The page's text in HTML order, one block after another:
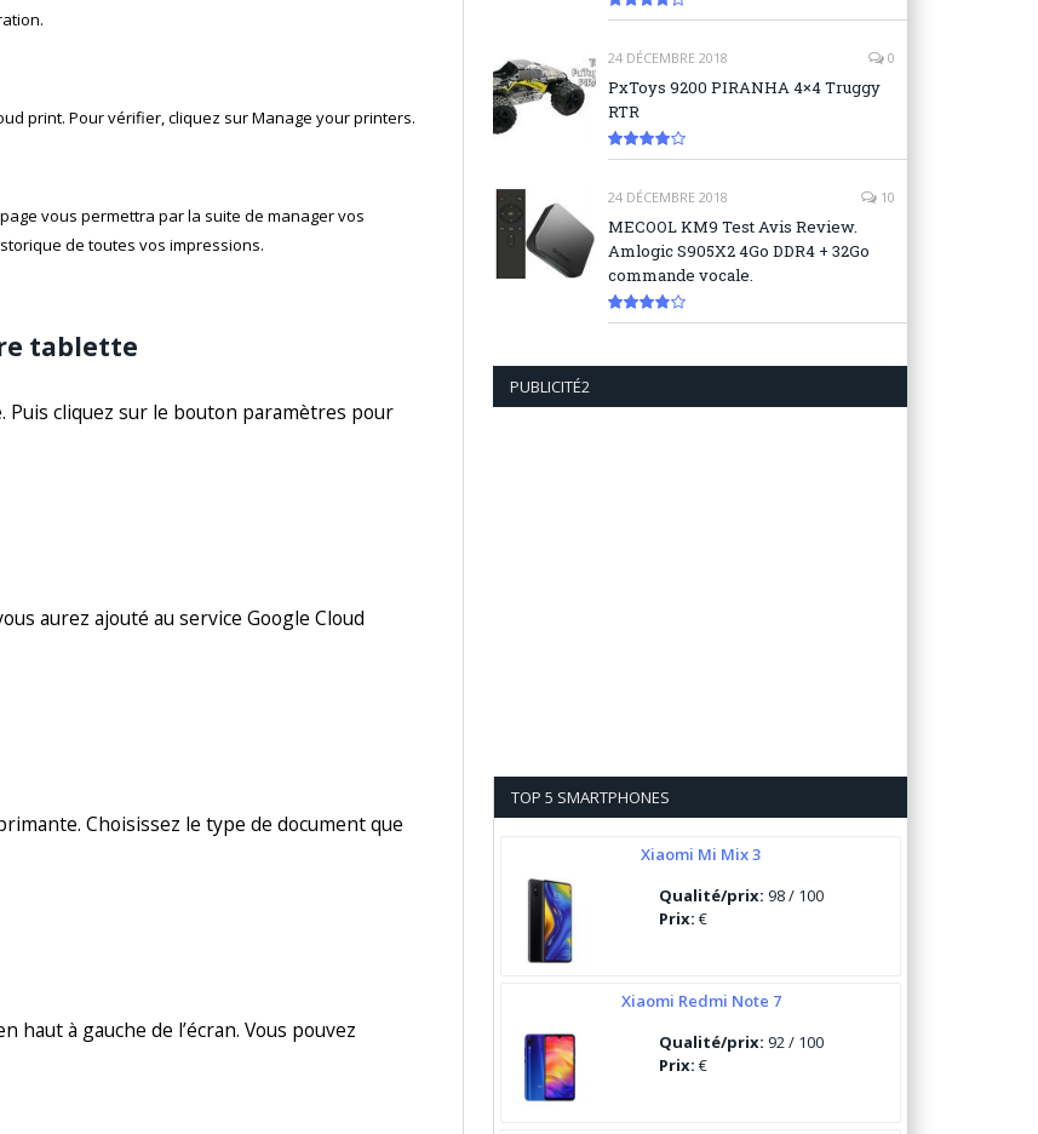
print. Pour vérifier, cliquez sur Manage your printers.
vous permettra par la suite de manager vos
de toutes vos impressions.
tablette
Puis cliquez sur le bouton paramètres pour
aurez ajouté au service Google Cloud
Choisissez le type de document que
à gauche de l’écran. Vous pouvez
24 DÉCEMBRE 2018 0
PxToys 9200 PIRANHA 4×4 Truggy
RTR
24 DÉCEMBRE 2018 10
MECOOL KM9 Test Avis Review.
Amlogic S905X2 4Go DDR4 + 32Go
commande vocale.
PUBLICITÉ2
TOP 5 SMARTPHONES
Xiaomi Mi Mix 3
Qualité/prix:98 / 100
Prix:€
Xiaomi Redmi Note 7
Qualité/prix:92 / 100
Prix:€